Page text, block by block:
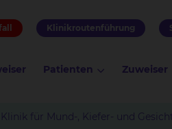
Klinikroutenführung
Patienten Zuweiser
für Mund-, Kiefer- und